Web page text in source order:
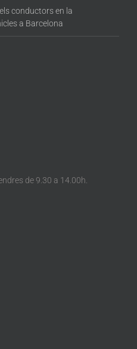
conductors en la
a Barcelona
de 9.30 a 14.00h.